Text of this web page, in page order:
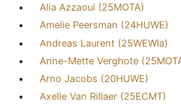
Alia Azzaoui (25MOTA)
Amelie Peersman (24HUWE)
Andreas Laurent (25WEWIa)
Anne-Mette Verghote
Arno Jacobs (20HUWE)
Axelle Van Rillaer (25ECMT)